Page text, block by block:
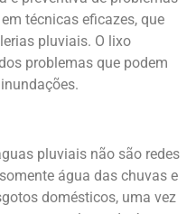
técnicas eficazes, que
pluviais. O lixo
problemas que podem
pluviais não são redes
água das chuvas e
domésticos, uma vez